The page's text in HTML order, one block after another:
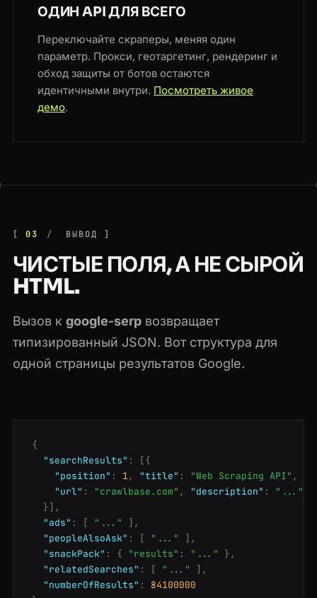
ОДИН API ДЛЯ ВСЕГО
Переключайте скраперы, меняя один
параметр. Прокси, геотаргетинг, рендеринг и
обход защиты от ботов остаются
идентичными внутри. Посмотреть живое
демо.
03 ВЫВОД
ЧИСТЫЕ ПОЛЯ, А НЕ СЫРОЙ
HTML.
Вызов к google-serp возвращает
типизированный JSON. Вот структура для
одной страницы результатов Google.
{
"searchResults" :
[{
"position" : 1 , "title" : "Web Scraping API" ,
"url" : "crawlbase.com" , "description" :
"..."
}],
"ads" : [ "..."
],
"peopleAlsoAsk" : [ "..."
],
"snackPack" : { "results" : "..."
},
"relatedSearches" : [ "..."
],
"numberOfResults" :
84100000